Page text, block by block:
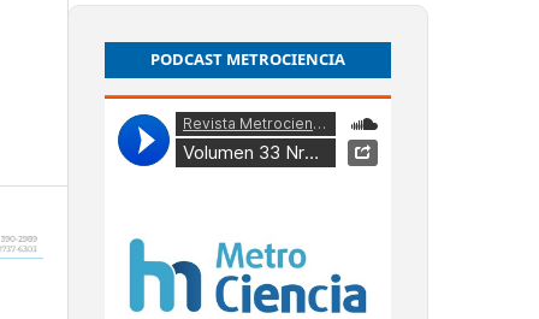
PODCAST METROCIENCIA